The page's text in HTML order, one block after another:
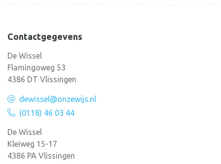
Contactgegevens
De Wissel
Flamingoweg 53
4386 DT Vlissingen
dewissel@onzewijs.nl
(0118) 46 03 44
De Wissel
Kleiweg 15-17
4386 PA Vlissingen